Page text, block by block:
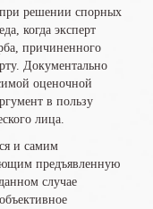
решении спорных
когда эксперт
причиненного
Документально
оценочной
в пользу
лица.
и самим
предъявленную
случае